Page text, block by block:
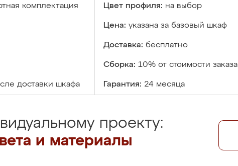
комплектация Цвет профиля: на выбор
Цена: указана за базовый шкаф
Доставка: бесплатно
Сборка: 10% от стоимости заказа
доставки шкафа Гарантия: 24 месяца
проекту:
и материалы